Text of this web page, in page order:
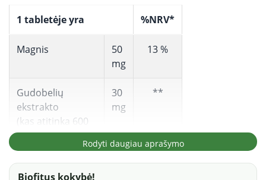
1 tabletėje yra %NRV*
Magnis
50
mg
13 %
Gudobelių
ekstrakto
(kas atitinka 600
mg grynų
gudobelių
miltelių).
30
mg
**
Rodyti daugiau aprašymo
Biofitus kokybė!